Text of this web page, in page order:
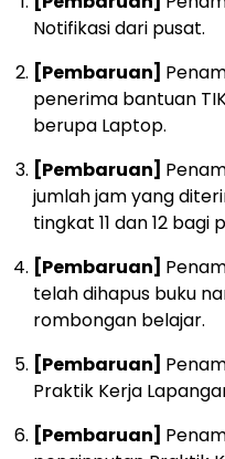
Notifikasi dari pusat.
[Pembaruan]
penerima bantuan
berupa Laptop.
[Pembaruan]
jumlah jam yang
tingkat 11 dan 12
[Pembaruan]
telah dihapus buku
rombongan belajar.
[Pembaruan]
Praktik Kerja
[Pembaruan]